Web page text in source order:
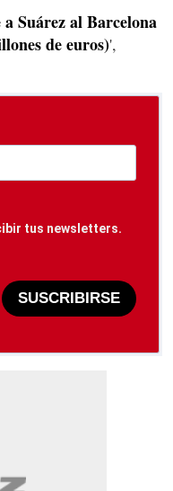
Suárez al Barcelona
de euros)',
tus newsletters.
SUSCRIBIRSE